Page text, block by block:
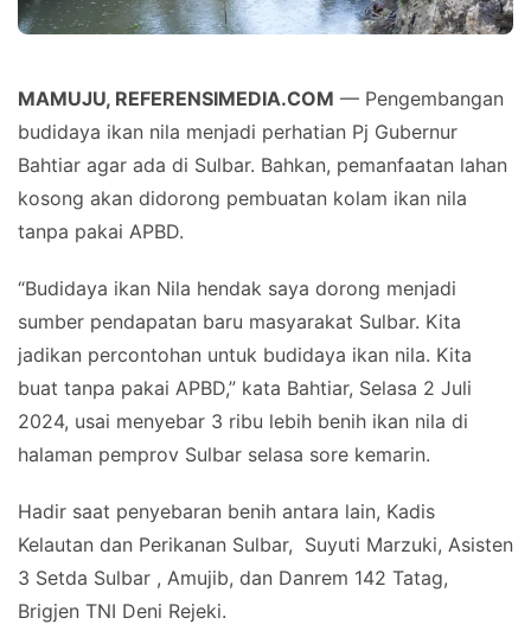
MAMUJU, REFERENSIMEDIA.COM — Pengembangan
budidaya ikan nila menjadi perhatian Pj Gubernur
Bahtiar agar ada di Sulbar. Bahkan, pemanfaatan lahan
kosong akan didorong pembuatan kolam ikan nila
tanpa pakai APBD.
“Budidaya ikan Nila hendak saya dorong menjadi
sumber pendapatan baru masyarakat Sulbar. Kita
jadikan percontohan untuk budidaya ikan nila. Kita
buat tanpa pakai APBD,” kata Bahtiar, Selasa 2 Juli
2024, usai menyebar 3 ribu lebih benih ikan nila di
halaman pemprov Sulbar selasa sore kemarin.
Hadir saat penyebaran benih antara lain, Kadis
Kelautan dan Perikanan Sulbar, Suyuti Marzuki, Asisten
3 Setda Sulbar , Amujib, dan Danrem 142 Tatag,
Brigjen TNI Deni Rejeki.